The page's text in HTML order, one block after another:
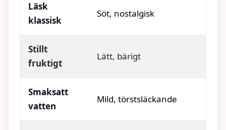
Läsk
klassisk
Söt, nostalgisk
Stillt
fruktigt
Lätt, bärigt
Smaksatt
vatten
Mild, törstsläckande